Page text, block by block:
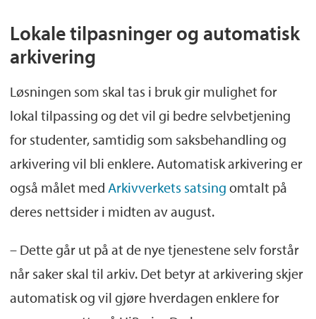
Lokale tilpasninger og automatisk
arkivering
Løsningen som skal tas i bruk gir mulighet for
lokal tilpassing og det vil gi bedre selvbetjening
for studenter, samtidig som saksbehandling og
arkivering vil bli enklere. Automatisk arkivering er
også målet med Arkivverkets satsing omtalt på
deres nettsider i midten av august.
– Dette går ut på at de nye tjenestene selv forstår
når saker skal til arkiv. Det betyr at arkivering skjer
automatisk og vil gjøre hverdagen enklere for